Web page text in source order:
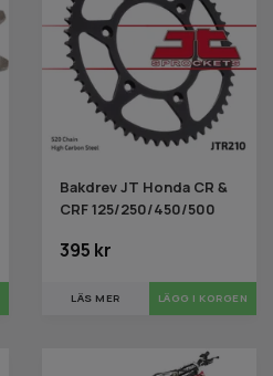
Bakdrev JT Honda CR &
CRF 125/250/450/500
395 kr
LÄS MER LÄGG I KORGEN